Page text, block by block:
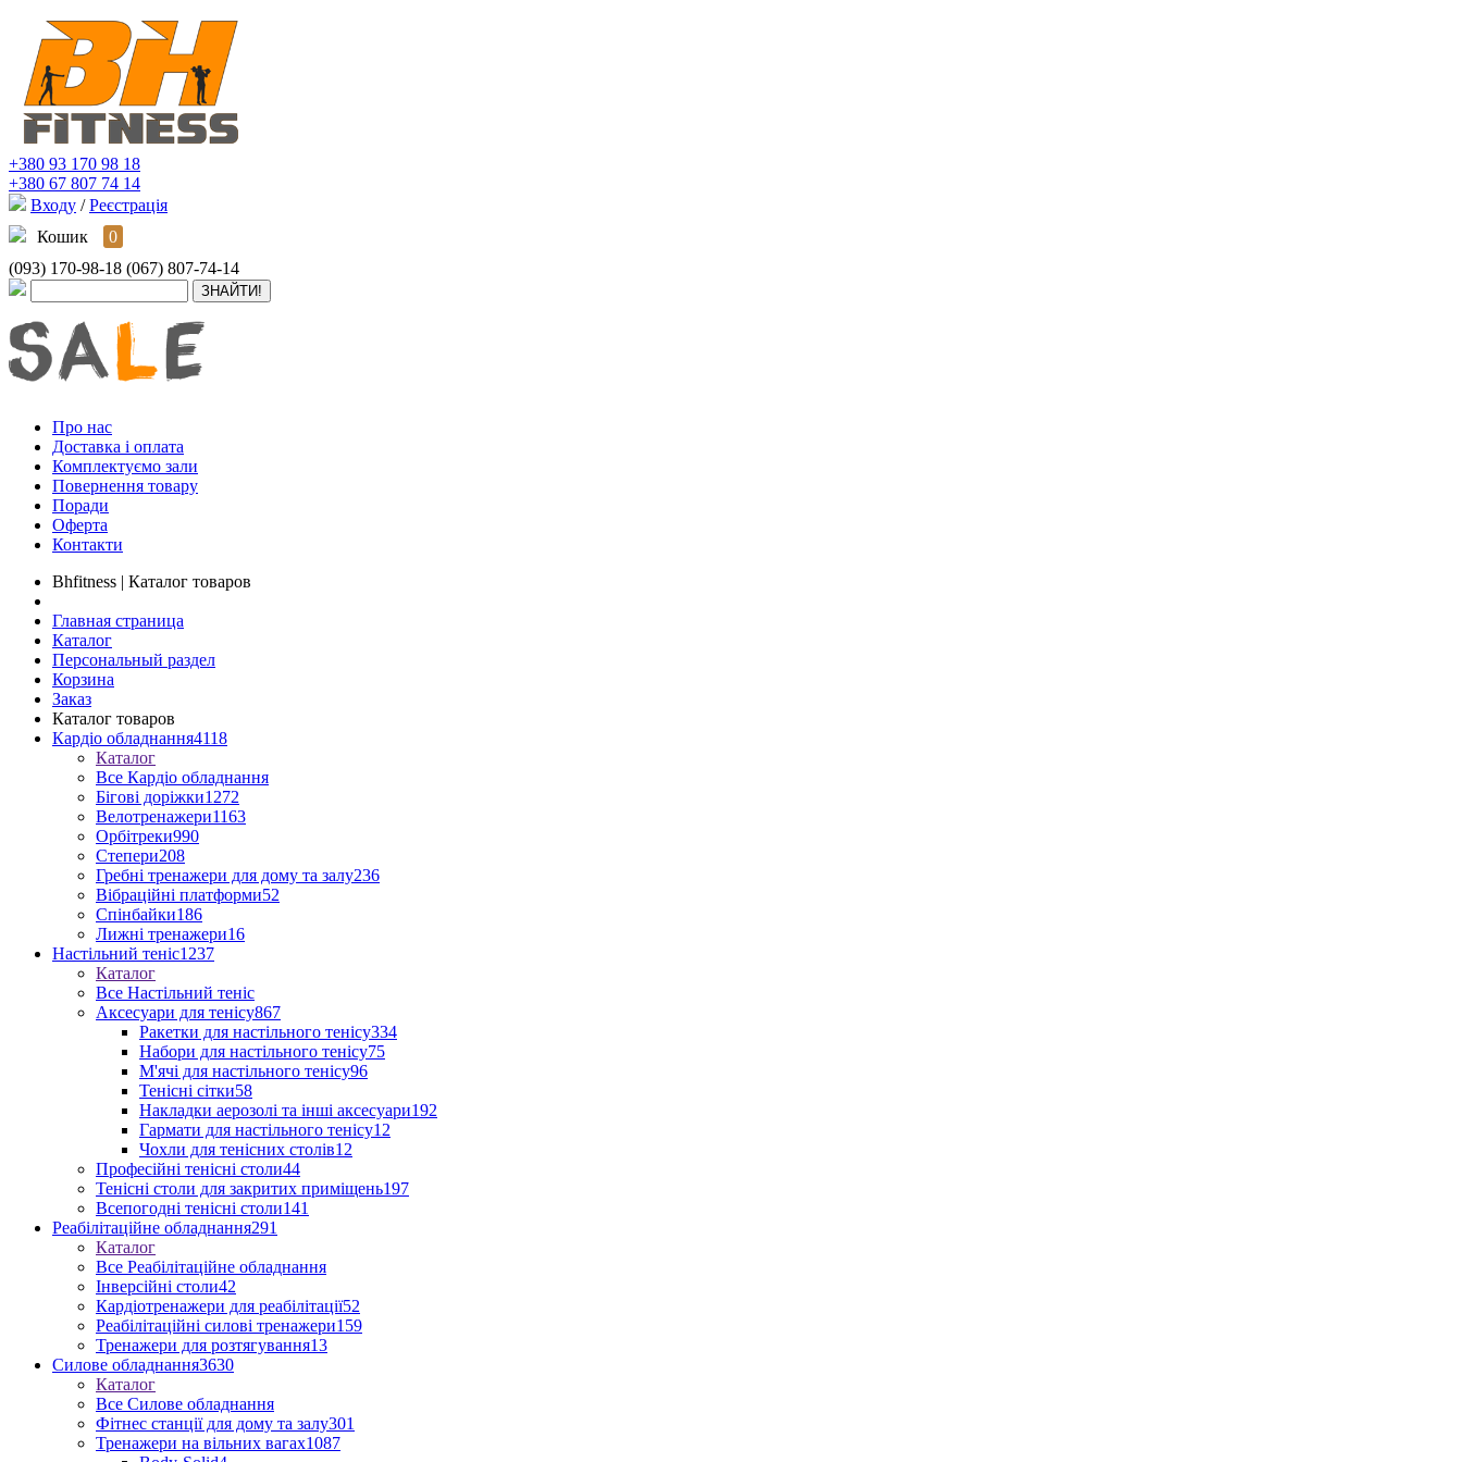
+380 93 170 98 18
+380 67 807 74 14
Входу / Реєстрація
Кошик
0
(093) 170-98-18 (067) 807-74-14
Про нас
Доставка і оплата
Комплектуємо зали
Повернення товару
Поради
Оферта
Контакти
Bhfitness | Каталог товаров
Главная страница
Каталог
Персональный раздел
Корзина
Заказ
Каталог товаров
Кардіо обладнання4118
Каталог
Все Кардіо обладнання
Бігові доріжки1272
Велотренажери1163
Орбітреки990
Степери208
Гребні тренажери для дому та залу236
Вібраційні платформи52
Спінбайки186
Лижні тренажери16
Настільний теніс1237
Каталог
Все Настільний теніс
Аксесуари для тенісу867
Ракетки для настільного тенісу334
Набори для настільного тенісу75
М'ячі для настільного тенісу96
Тенісні сітки58
Накладки аерозолі та інші аксесуари192
Гармати для настільного тенісу12
Чохли для тенісних столів12
Професійні тенісні столи44
Тенісні столи для закритих приміщень197
Всепогодні тенісні столи141
Реабілітаційне обладнання291
Каталог
Все Реабілітаційне обладнання
Інверсійні столи42
Кардіотренажери для реабілітації52
Реабілітаційні силові тренажери159
Тренажери для розтягування13
Силове обладнання3630
Каталог
Все Силове обладнання
Фітнес станції для дому та залу301
Тренажери на вільних вагах1087